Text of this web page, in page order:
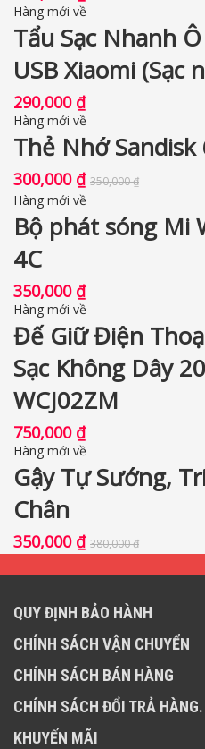
Hàng mới về
Tẩu Sạc Nhanh
USB Xiaomi (Sạc
290,000 ₫
Hàng mới về
Thẻ Nhớ Sandisk
300,000 ₫ 350,000₫
Hàng mới về
Bộ phát sóng Mi
4C
350,000 ₫
Hàng mới về
Đế Giữ Điện
Sạc Không Dây
WCJ02ZM
750,000 ₫
Hàng mới về
Gậy Tự Sướng,
Chân
350,000 ₫ 380,000₫
QUY ĐỊNH BẢO HÀNH
CHÍNH SÁCH VẬN CHUYỂN
CHÍNH SÁCH BÁN HÀNG
CHÍNH SÁCH ĐỔI TRẢ HÀNG.
KHUYẾN MÃI